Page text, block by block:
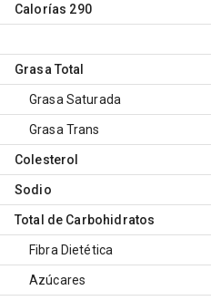
Calorías 290
Grasa Total
Grasa Saturada
Grasa Trans
Colesterol
Sodio
Total de Carbohidratos
Fibra Dietética
Azúcares